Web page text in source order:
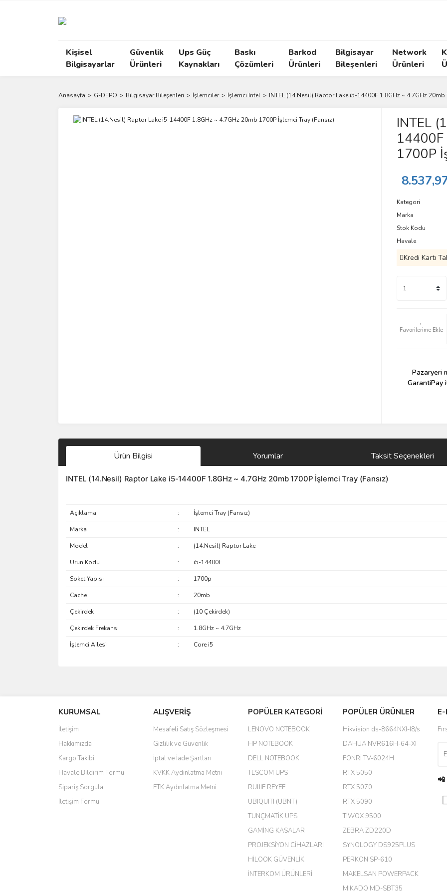
Kişisel
Bilgisayarlar
Güvenlik
Ürünleri
Ups Güç
Kaynakları
Baskı
Çözümleri
Barkod
Ürünleri
Bilgisayar
Bileşenleri
Network
Ürünleri
Anasayfa G-DEPO Bilgisayar Bileşenleri İşlemciler İşlemci Intel INTEL (14.Nesil) Raptor Lake i5-14400F 1.8GHz ~ 4.7GHz 20mb
INTEL
14400F
1700P
Kategori
Marka
Stok Kodu
Havale
Kredi Kartı
Pazaryeri
GarantiPay
Ürün Bilgisi Yorumlar Taksit Seçenekleri
INTEL (14.Nesil) Raptor Lake i5-14400F 1.8GHz ~ 4.7GHz 20mb 1700P İşlemci Tray (Fansız)
Açıklama : İşlemci Tray (Fansız)
Marka : INTEL
Model : (14.Nesil) Raptor Lake
Ürün Kodu : i5-14400F
Soket Yapısı : 1700p
Cache : 20mb
Çekirdek : (10 Çekirdek)
Çekirdek Frekansı : 1.8GHz ~ 4.7GHz
İşlemci Ailesi : Core i5
kamera ile 24 izlenmektedir diye küçük bir tabela olsa daha hoş olurdu
Barış Başaran | 04/07/2026
hızlı güvenli bir alışveriş oldu
Yalçın Kaya | 20/06/2026
KURUMSAL
İletişim
Hakkımızda
Kargo Takibi
Havale Bildirim Formu
Sipariş Sorgula
İletişim Formu
ALIŞVERİŞ
Mesafeli Satış Sözleşmesi
Gizlilik ve Güvenlik
İptal ve İade Şartları
KVKK Aydınlatma Metni
ETK Aydınlatma Metni
POPÜLER KATEGORİ
LENOVO NOTEBOOK
HP NOTEBOOK
DELL NOTEBOOK
TESCOM UPS
RUIJIE REYEE
UBIQUITI (UBNT)
TUNÇMATİK UPS
GAMİNG KASALAR
PROJEKSİYON CİHAZLARI
HİLOOK GÜVENLİK
İNTERKOM ÜRÜNLERİ
POPÜLER ÜRÜNLER
Hikvision ds-8664NXI-I8/s
DAHUA NVR616H-64-XI
FONRİ TV-6024H
RTX 5050
RTX 5070
RTX 5090
TİWOX 9500
ZEBRA ZD220D
SYNOLOGY DS925PLUS
PERKON SP-610
MAKELSAN POWERPACK
MIKADO MD-SBT35